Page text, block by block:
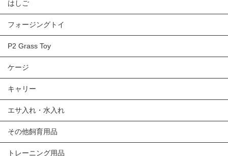
はしご
フォージングトイ
P2 Grass Toy
ケージ
キャリー
エサ入れ・水入れ
その他飼育用品
トレーニング用品